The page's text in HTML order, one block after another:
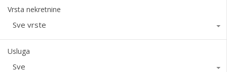
Vrsta nekretnine
Sve vrste
Usluga
Sve